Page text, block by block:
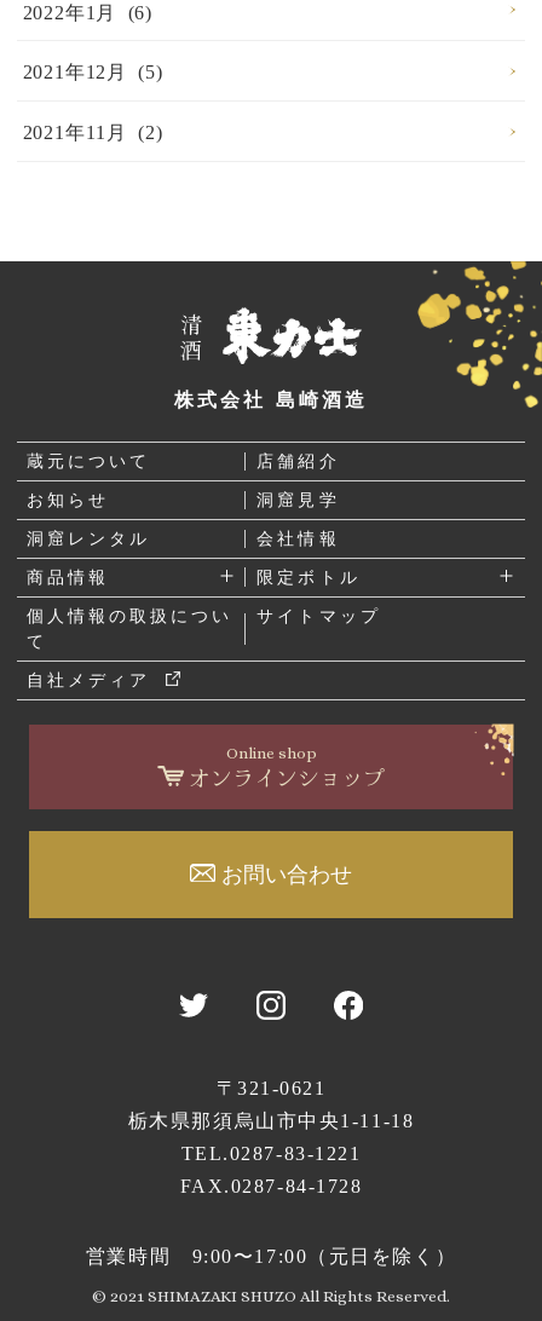
2022年1月 (6)
2021年12月 (5)
2021年11月 (2)
株式会社 島崎酒造
蔵元について 店舗紹介
お知らせ 洞窟見学
洞窟レンタル 会社情報
商品情報 限定ボトル
個人情報の取扱につい
て
サイトマップ
自社メディア
Online shop
オンラインショップ
お問い合わせ
〒321-0621
栃木県那須烏山市中央1-11-18
TEL.0287-83-1221
FAX.0287-84-1728
営業時間 9:00〜17:00（元日を除く）
© 2021 SHIMAZAKI SHUZO All Rights Reserved.